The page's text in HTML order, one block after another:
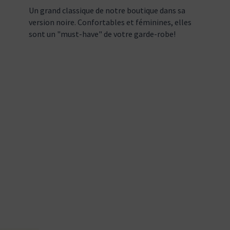
Un grand classique de notre boutique dans sa
version noire. Confortables et féminines, elles
sont un "must-have" de votre garde-robe!